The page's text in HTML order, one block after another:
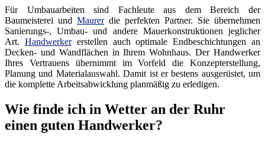
Für Umbauarbeiten sind Fachleute aus dem Bereich der
Baumeisterei und Maurerdie perfekten Partner. Sie übernehmen
Sanierungs-, Umbau- und andere Mauerkonstruktionen jeglicher
Art. Handwerkererstellen auch optimale Endbeschichtungen an
Decken- und Wandflächen in Ihrem Wohnhaus. Der Handwerker
Ihres Vertrauens übernimmt im Vorfeld die Konzepterstellung,
Planung und Materialauswahl. Damit ist er bestens ausgerüstet, um
die komplette Arbeitsabwicklung planmäßig zu erledigen.
Wie finde ich in Wetter an der Ruhr
einen guten Handwerker?